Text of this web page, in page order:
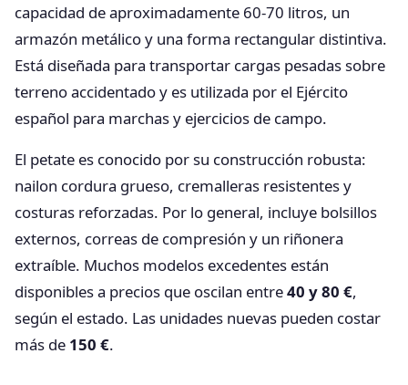
capacidad de aproximadamente 60-70 litros, un
armazón metálico y una forma rectangular distintiva.
Está diseñada para transportar cargas pesadas sobre
terreno accidentado y es utilizada por el Ejército
español para marchas y ejercicios de campo.
El petate es conocido por su construcción robusta:
nailon cordura grueso, cremalleras resistentes y
costuras reforzadas. Por lo general, incluye bolsillos
externos, correas de compresión y un riñonera
extraíble. Muchos modelos excedentes están
disponibles a precios que oscilan entre40 y 80 €,
según el estado. Las unidades nuevas pueden costar
más de 150 €.